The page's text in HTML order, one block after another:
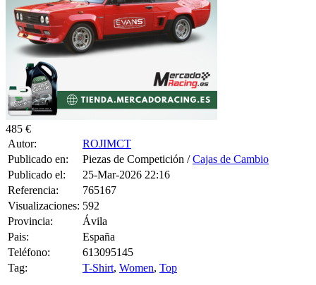
485 €
Autor:
Publicado en:
Piezas de Competición /
Publicado el:
25-Mar-2026 22:16
Referencia:
765167
Visualizaciones:
592
Provincia:
Ávila
Pais:
España
Teléfono:
613095145
Tag:
T-Shirt,Women
Timoneria para Peugeot 206 GTI y RC, Satchell ORIGINAL.